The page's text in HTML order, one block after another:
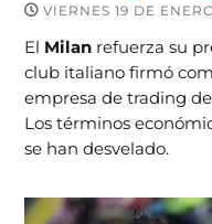
VIERNES 19 DE
El Milan refuerza su
club italiano firmó
empresa de trading de
Los términos
se han desvelado.